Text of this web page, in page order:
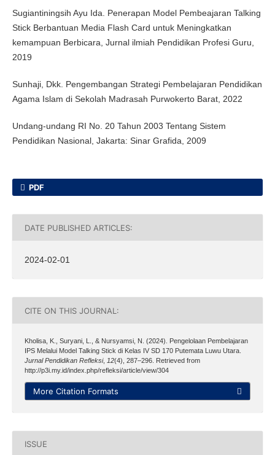
Sugiantiningsih Ayu Ida. Penerapan Model Pembeajaran Talking
Stick Berbantuan Media Flash Card untuk Meningkatkan
kemampuan Berbicara, Jurnal ilmiah Pendidikan Profesi Guru,
2019
Sunhaji, Dkk. Pengembangan Strategi Pembelajaran Pendidikan
Agama Islam di Sekolah Madrasah Purwokerto Barat, 2022
Undang-undang RI No. 20 Tahun 2003 Tentang Sistem
Pendidikan Nasional, Jakarta: Sinar Grafida, 2009
PDF
DATE PUBLISHED ARTICLES:
2024-02-01
CITE ON THIS JOURNAL:
Kholisa, K., Suryani, L., & Nursyamsi, N. (2024). Pengelolaan Pembelajaran
IPS Melalui Model Talking Stick di Kelas IV SD 170 Putemata Luwu Utara.
Jurnal Pendidikan Refleksi, 12(4), 287–296. Retrieved from
http://p3i.my.id/index.php/refleksi/article/view/304
More Citation Formats
ISSUE